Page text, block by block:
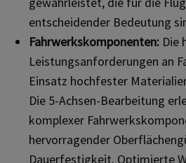
entscheidender Bedeutung
Fahrwerkskomponenten: Die
Leistungsanforderungen an
Einsatz hochfester
Die 5-Achsen-Bearbeitung
komplexer
hervorragender
Dauerfestigkeit. Optimierte